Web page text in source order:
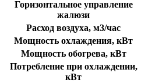
Горизонтальное управление
жалюзи
Расход воздуха, м3/час
Мощность охлаждения, кВт
Мощность обогрева, кВт
Потребление при охлаждении,
кВт